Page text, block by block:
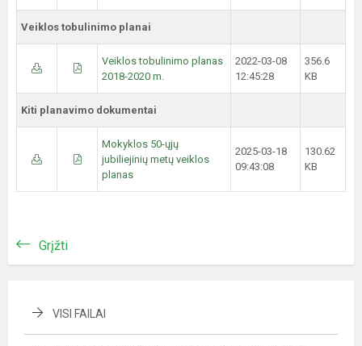
Veiklos tobulinimo planai
Veiklos tobulinimo planas
2018-2020 m.
2022-03-08
12:45:28
356.6
KB
Kiti planavimo dokumentai
Mokyklos 50-ųjų
jubiliejinių metų veiklos
planas
2025-03-18
09:43:08
130.62
KB
Grįžti
VISI FAILAI